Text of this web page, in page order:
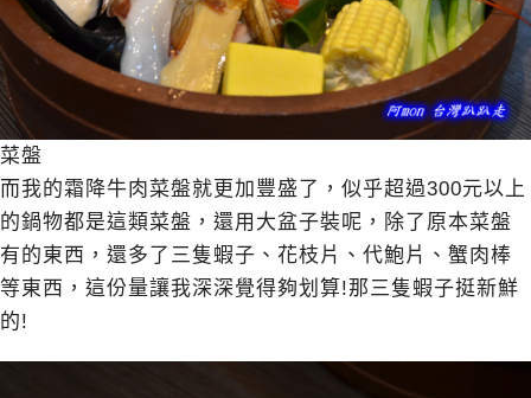
菜盤
而我的霜降牛肉菜盤就更加豐盛了，似乎超過300元以上
的鍋物都是這類菜盤，還用大盆子裝呢，除了原本菜盤
有的東西，還多了三隻蝦子、花枝片、代鮑片、蟹肉棒
等東西，這份量讓我深深覺得夠划算!那三隻蝦子挺新鮮
的!